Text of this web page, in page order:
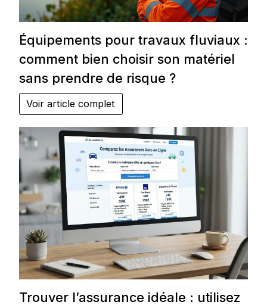
Équipements pour travaux fluviaux :
comment bien choisir son matériel
sans prendre de risque ?
Voir article complet
Trouver l’assurance idéale : utilisez